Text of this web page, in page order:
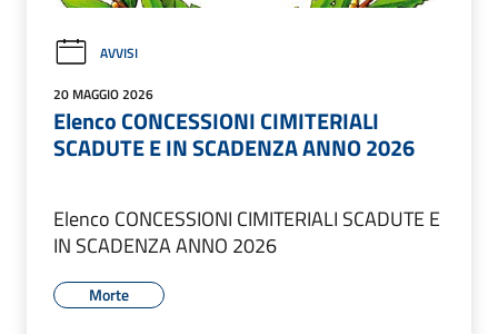
AVVISI
20 MAGGIO 2026
Elenco CONCESSIONI CIMITERIALI
SCADUTE E IN SCADENZA ANNO 2026
Elenco CONCESSIONI CIMITERIALI SCADUTE E
IN SCADENZA ANNO 2026
Morte